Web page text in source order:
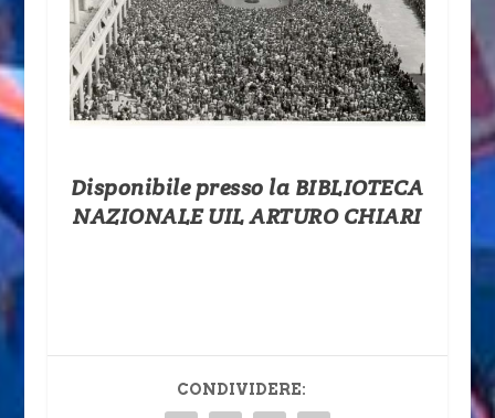
Disponibile presso la BIBLIOTECA
NAZIONALE UIL ARTURO CHIARI
CONDIVIDERE: